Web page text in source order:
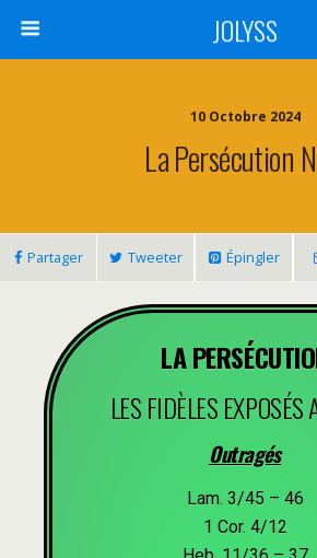
JOLYSS
10 Octobre 2024
La Persécution
Partager Tweeter Épingler
LA
LES FIDÈLES EXPOSÉS
Outragés
Lam. 3/45 – 46
1 Cor. 4/12